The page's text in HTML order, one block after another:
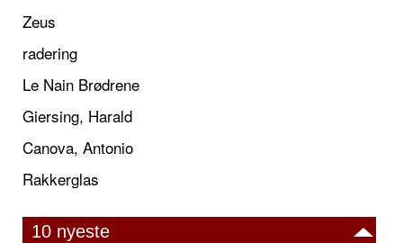
Zeus
radering
Le Nain Brødrene
Giersing, Harald
Canova, Antonio
Rakkerglas
10 nyeste